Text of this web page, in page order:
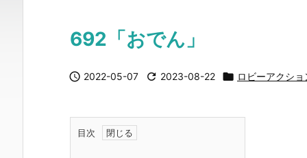
692「おでん」
 2022-05-07  2023-08-22  ロビーアクショ
目次